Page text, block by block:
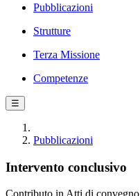
Pubblicazioni
Strutture
Terza Missione
Competenze
☰
Pubblicazioni
Intervento conclusivo